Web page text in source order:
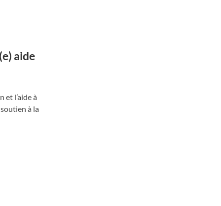
aide
et l’aide à
à la